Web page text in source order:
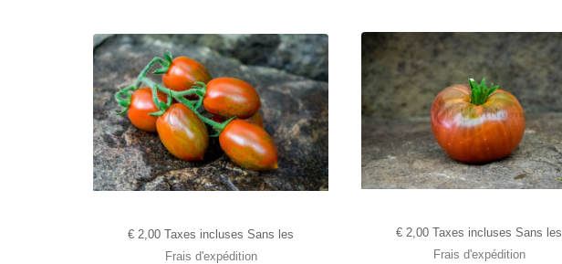
€ 2,00 Taxes incluses Sans les
Frais d'expédition
€ 2,00 Taxes incluses Sans les
Frais d'expédition